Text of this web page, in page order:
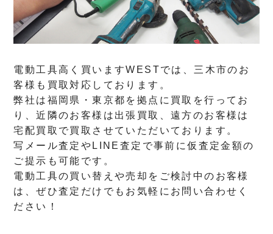
電動工具高く買いますWESTでは、三木市のお
客様も買取対応しております。
弊社は福岡県・東京都を拠点に買取を行ってお
り、近隣のお客様は出張買取、遠方のお客様は
宅配買取で買取させていただいております。
写メール査定やLINE査定で事前に仮査定金額の
ご提示も可能です。
電動工具の買い替えや売却をご検討中のお客様
は、ぜひ査定だけでもお気軽にお問い合わせく
ださい！